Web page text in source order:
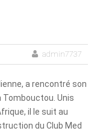
admin7737
a rencontré son
Tombouctou. Unis
il le suit au
du Club Med